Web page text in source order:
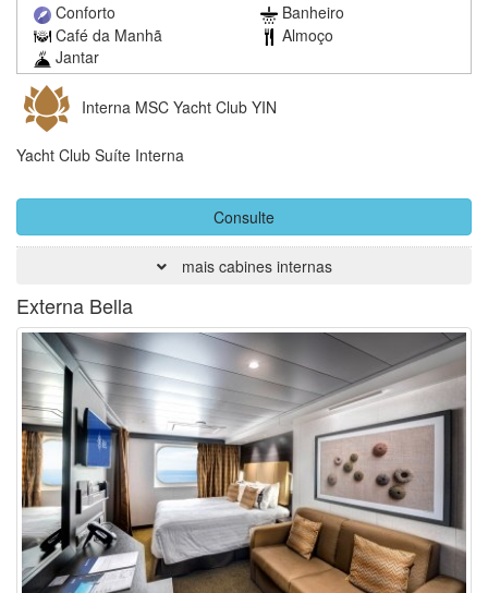
Conforto
Banheiro
Café da Manhã
Almoço
Jantar
Interna MSC Yacht Club YIN
Yacht Club Suíte Interna
Consulte
mais cabines internas
Externa Bella